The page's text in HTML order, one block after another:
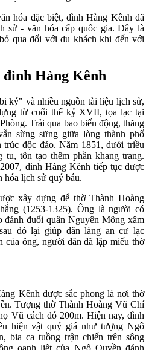
hóa đặc biệt, đình Hàng Kênh đã
sử - văn hóa cấp quốc gia. Đây là
qua đối với du khách khi đến với
Hàng Kênh
ký" và nhiều nguồn tài liệu lịch sử,
từ cuối thế kỷ XVII, tọa lạc tại
Trải qua bao biến động, thăng
sừng sững giữa lòng thành phố
độc đáo. Năm 1851, dưới triều
tôn tạo thêm phần khang trang.
đình Hàng Kênh tiếp tục được
hóa lịch sử quý báu.
xây dựng để thờ Thành Hoàng
(1253-1325). Ông là người có
đuổi quân Nguyên Mông xâm
đó lại giúp dân làng an cư lạc
ông, người dân đã lập miếu thờ
Kênh được sắc phong là nơi thờ
Tượng thờ Thành Hoàng Vũ Chí
Vũ cách đó 200m. Hiện nay, đình
hiện vật quý giá như tượng Ngô
bia ca tuồng trận chiến trên sông
oanh liệt của Ngô Quyền đánh